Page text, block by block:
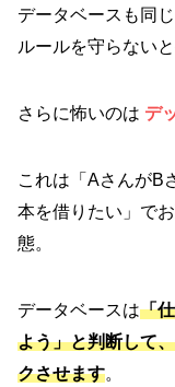
データベースも同
ルールを守らないと
さらに怖いのは デ
これは「AさんがB
本を借りたい」で
態。
データベースは「
よう」と判断して
クさせます。